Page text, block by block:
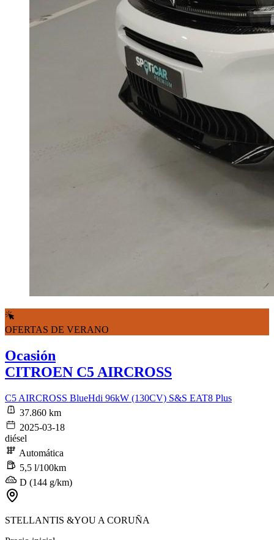
OFERTAS DE VERANO
Ocasión
CITROEN C5 AIRCROSS
C5 AIRCROSS BlueHdi 96kW (130CV) S&S EAT8 Plus
37.860 km
2025-03-18
diésel
Automática
5,5 l/100km
D (144 g/km)
STELLANTIS &YOU A CORUÑA